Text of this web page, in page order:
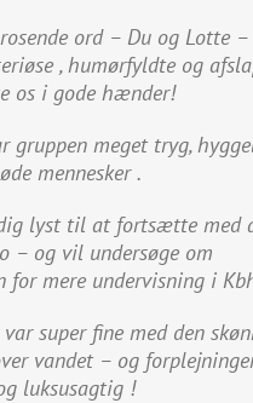
ord – Du og Lotte
, humørfyldte og
os i gode hænder!
gruppen meget tryg,
mennesker .
lyst til at fortsætte med
– og vil undersøge om
for mere undervisning i
super fine med den
vandet – og
luksusagtig !